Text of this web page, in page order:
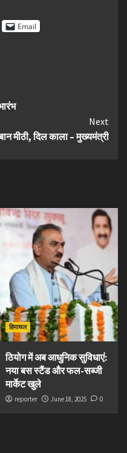
Email
Next
मीठी, दिल काला – मुख्यमंत्री
हिमाचल
ठियोग में अब आधुनिक सुविधाएं:
नया बस स्टैंड और फल-सब्जी
मार्केट खुले
reporter June 18, 2025 0